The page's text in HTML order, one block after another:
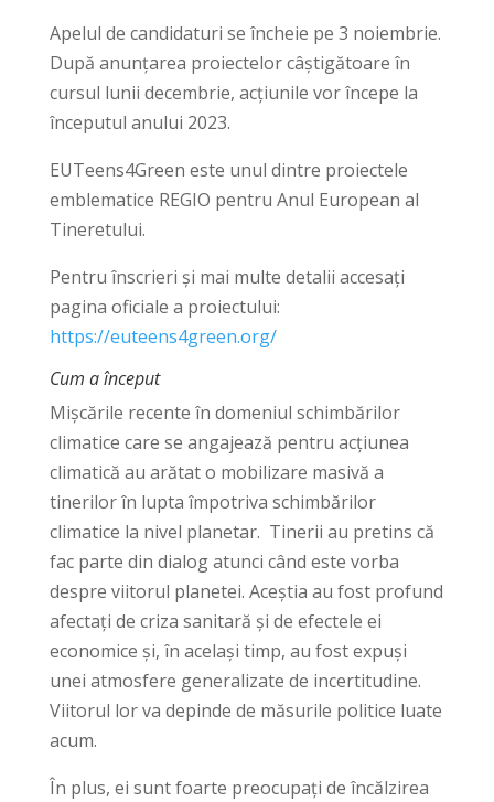
Apelul de candidaturi se încheie pe 3 noiembrie.
După anunțarea proiectelor câștigătoare în
cursul lunii decembrie, acțiunile vor începe la
începutul anului 2023.
EUTeens4Green este unul dintre proiectele
emblematice REGIO pentru Anul European al
Tineretului.
Pentru înscrieri și mai multe detalii accesați
pagina oficiale a proiectului:
https://euteens4green.org/
Cum a început
Mișcările recente în domeniul schimbărilor
climatice care se angajează pentru acțiunea
climatică au arătat o mobilizare masivă a
tinerilor în lupta împotriva schimbărilor
climatice la nivel planetar. Tinerii au pretins că
fac parte din dialog atunci când este vorba
despre viitorul planetei. Aceștia au fost profund
afectați de criza sanitară și de efectele ei
economice și, în același timp, au fost expuși
unei atmosfere generalizate de incertitudine.
Viitorul lor va depinde de măsurile politice luate
acum.
În plus, ei sunt foarte preocupați de încălzirea